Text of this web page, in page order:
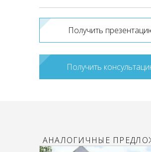
Получить
Получить
АНАЛОГИЧНЫЕ